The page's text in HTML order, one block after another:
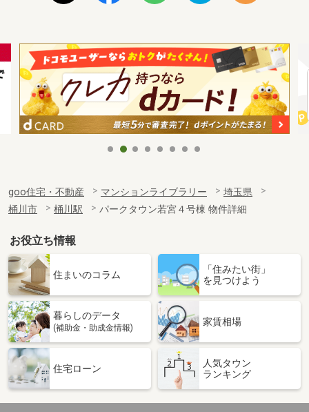
goo住宅・不動産 マンションライブラリー
埼玉県
桶川市
桶川駅 パークタウン若宮４号棟 物件詳細
お役立ち情報
住まいのコラム
「住みたい街」
を見つけよう
暮らしのデータ
(補助金・助成金情報)
家賃相場
住宅ローン
人気タウン
ランキング